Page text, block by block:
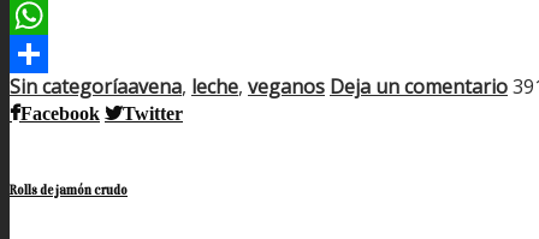
Twitter
WhatsApp
Compartir
Sin categoríaavena, leche, veganos Deja un comentario
Facebook Twitter
Rolls de jamón crudo